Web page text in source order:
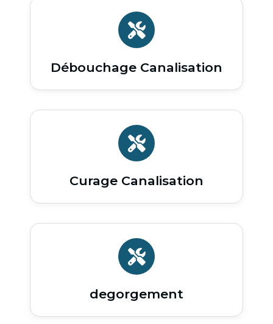
Débouchage Canalisation
Curage Canalisation
degorgement